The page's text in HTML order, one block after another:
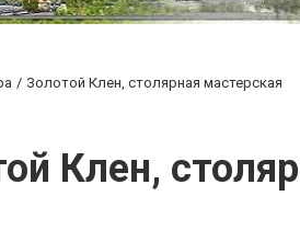
Золотой Клен, столярная мастерская
Клен,